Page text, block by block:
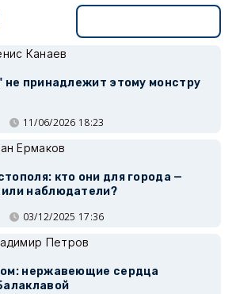
Канаев
не принадлежит этому монстру
11/06/2026 18:23
Ермаков
кто они для города —
наблюдатели?
03/12/2025 17:36
Петров
нержавеющие сердца